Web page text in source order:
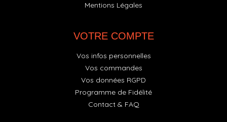
Mentions Légales
VOTRE COMPTE
Vos infos personnelles
Vos commandes
Vos données RGPD
Programme de Fidélité
Contact & FAQ